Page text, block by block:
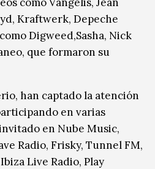
Kraftwerk, Depeche
Digweed,Sasha, Nick
que formaron su
han captado la atención
en varias
en Nube Music,
Radio, Frisky, Tunnel FM,
Live Radio, Play